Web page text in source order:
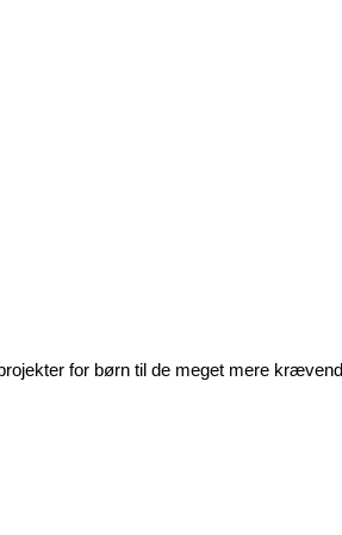
for børn til de meget mere